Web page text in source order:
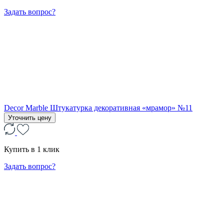
Задать вопрос?
Decor Marble Штукатурка декоративная «мрамор» №11
Уточнить цену
Купить в 1 клик
Задать вопрос?